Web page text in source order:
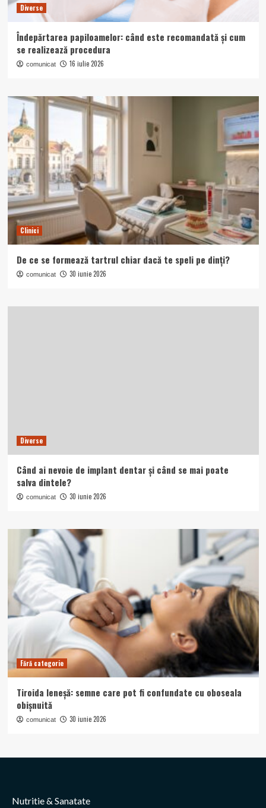
Diverse
Îndepărtarea papiloamelor: când este recomandată și cum
se realizează procedura
comunicat 16 iulie 2026
Clinici
De ce se formează tartrul chiar dacă te speli pe dinți?
comunicat 30 iunie 2026
Diverse
Când ai nevoie de implant dentar și când se mai poate
salva dintele?
comunicat 30 iunie 2026
Fără categorie
Tiroida leneșă: semne care pot fi confundate cu oboseala
obișnuită
comunicat 30 iunie 2026
Nutritie & Sanatate